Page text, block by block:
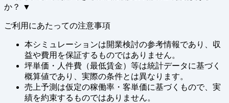
か？
▼
ご利用にあたっての注意事項
本シミュレーションは開業検討の参考情報であり、収
益や費用を保証するものではありません。
坪単価・人件費（最低賃金）等は統計データに基づく
概算値であり、実際の条件とは異なります。
売上予測は仮定の稼働率・客単価に基づくもので、実
績を約束するものではありません。